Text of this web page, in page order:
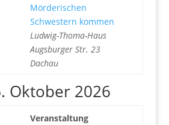
Mörderischen
Schwestern kommen
Ludwig-Thoma-Haus
Augsburger Str. 23
Dachau
Oktober 2026
Veranstaltung